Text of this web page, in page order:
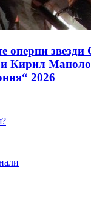
оперни звезди
Кирил
2026